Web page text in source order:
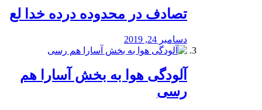
تصادف در محدوده درده خدا لع
دسامبر 24, 2019
آلودگی هوا به بخش آسارا هم
رسی